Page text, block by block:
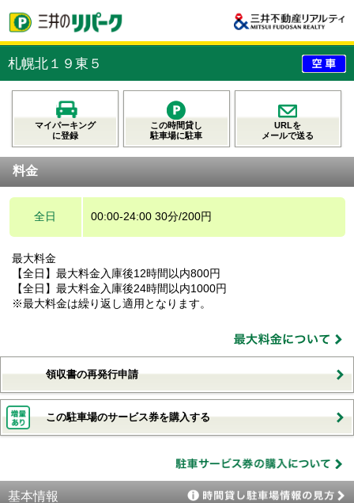
札幌北１９東５
マイパーキング
に登録
この時間貸し
駐車場に駐車
URLを
メールで送る
料金
全日 00:00-24:00 30分/200円
最大料金
【全日】最大料金入庫後12時間以内800円
【全日】最大料金入庫後24時間以内1000円
※最大料金は繰り返し適用となります。
領収書の再発行申請
この駐車場のサービス券を購入する
基本情報